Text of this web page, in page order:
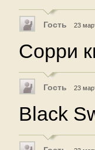
Гость 23
Сорри
Гость 23
Black